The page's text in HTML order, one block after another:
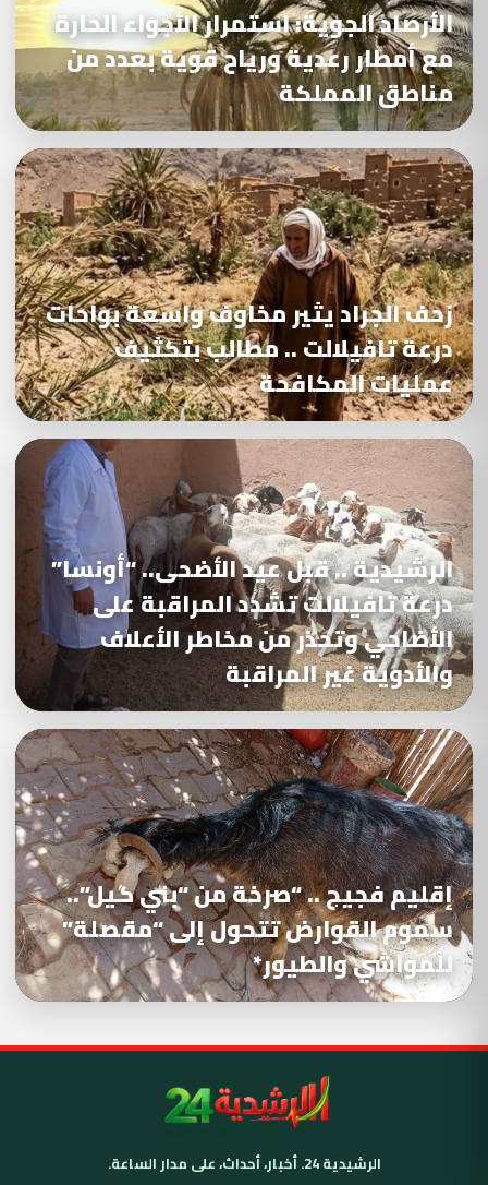
الأرصاد الجوية: استمرار الأجواء الحارة
مع أمطار رعدية ورياح قوية بعدد من
مناطق المملكة
زحف الجراد يثير مخاوف واسعة بواحات
درعة تافيلالت .. مطالب بتكثيف
عمليات المكافحة
الرشيدية .. قبل عيد الأضحى.. “أونسا”
درعة تافيلالت تشدد المراقبة على
الأضاحي وتحذر من مخاطر الأعلاف
والأدوية غير المراقبة
إقليم فجيج .. “صرخة من “بني گيل”..
سموم القوارض تتحول إلى “مقصلة”
للمواشي والطيور*
الرشيدية 24. أخبار، أحداث، على مدار الساعة.